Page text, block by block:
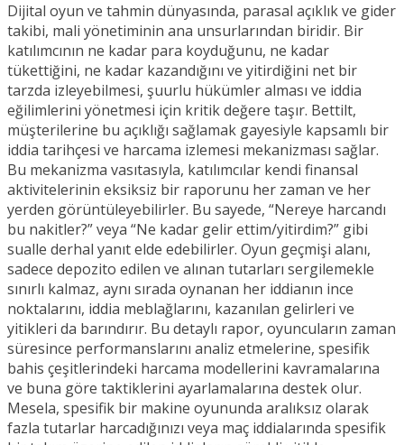
Dijital oyun ve tahmin dünyasında, parasal açıklık ve gider
takibi, mali yönetiminin ana unsurlarından biridir. Bir
katılımcının ne kadar para koyduğunu, ne kadar
tükettiğini, ne kadar kazandığını ve yitirdiğini net bir
tarzda izleyebilmesi, şuurlu hükümler alması ve iddia
eğilimlerini yönetmesi için kritik değere taşır. Bettilt,
müşterilerine bu açıklığı sağlamak gayesiyle kapsamlı bir
iddia tarihçesi ve harcama izlemesi mekanizması sağlar.
Bu mekanizma vasıtasıyla, katılımcılar kendi finansal
aktivitelerinin eksiksiz bir raporunu her zaman ve her
yerden görüntüleyebilirler. Bu sayede, “Nereye harcandı
bu nakitler?” veya “Ne kadar gelir ettim/yitirdim?” gibi
sualle derhal yanıt elde edebilirler. Oyun geçmişi alanı,
sadece depozito edilen ve alınan tutarları sergilemekle
sınırlı kalmaz, aynı sırada oynanan her iddianın ince
noktalarını, iddia meblağlarını, kazanılan gelirleri ve
yitikleri da barındırır. Bu detaylı rapor, oyuncuların zaman
süresince performanslarını analiz etmelerine, spesifik
bahis çeşitlerindeki harcama modellerini kavramalarına
ve buna göre taktiklerini ayarlamalarına destek olur.
Mesela, spesifik bir makine oyununda aralıksız olarak
fazla tutarlar harcadığınızı veya maç iddialarında spesifik